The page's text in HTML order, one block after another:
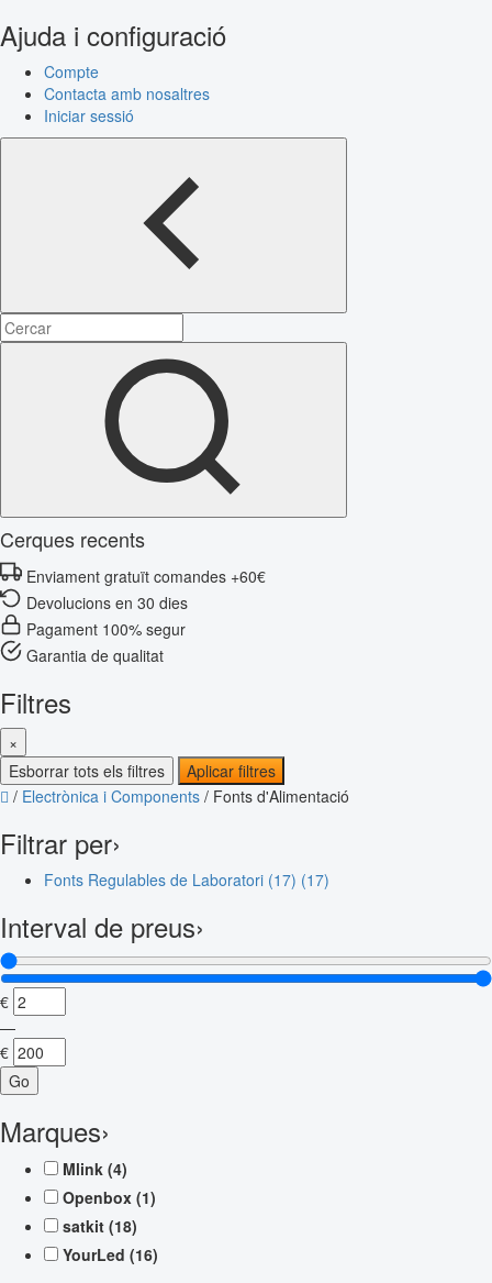
Ajuda i configuració
Compte
Contacta amb nosaltres
Iniciar sessió
Cerques recents
Enviament gratuït comandes +60€
Devolucions en 30 dies
Pagament 100% segur
Garantia de qualitat
Filtres
×
Esborrar tots els filtres
Aplicar filtres
/ Electrònica i Components / Fonts d'Alimentació
Filtrar per›
Fonts Regulables de Laboratori (17) (17)
Interval de preus›
€
—
€
Go
Marques›
Mlink (4)
Openbox (1)
satkit (18)
YourLed (16)